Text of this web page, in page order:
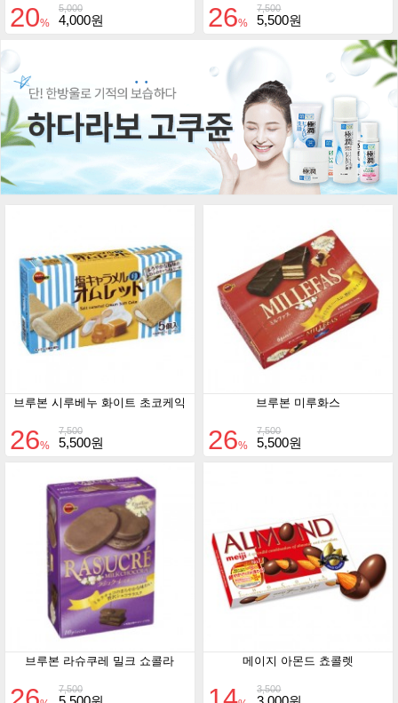
5,000
20% 4,000원
7,500
26% 5,500원
브루본 시루베누 화이트 초코케익
7,500
26% 5,500원
브루본 미루화스
7,500
26% 5,500원
브루본 라슈쿠레 밀크 쇼콜라
7,500
메이지 아몬드 쵸콜렛
3,500